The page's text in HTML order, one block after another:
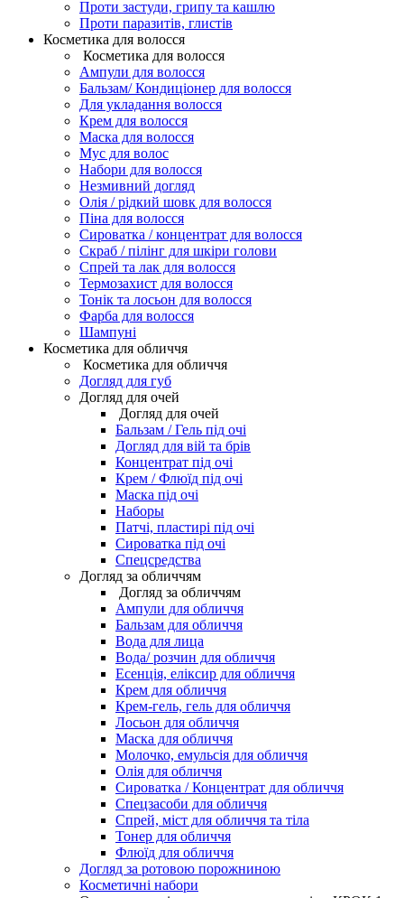
Проти застуди, грипу та кашлю
Проти паразитів, глистів
Косметика для волосся
Косметика для волосся
Ампули для волосся
Бальзам/ Кондиціонер для волосся
Для укладання волосся
Крем для волосся
Маска для волосся
Мус для волос
Набори для волосся
Незмивний догляд
Олія / рідкий шовк для волосся
Піна для волосся
Сироватка / концентрат для волосся
Скраб / пілінг для шкіри голови
Спрей та лак для волосся
Термозахист для волосся
Тонік та лосьон для волосся
Фарба для волосся
Шампуні
Косметика для обличчя
Косметика для обличчя
Догляд для губ
Догляд для очей
Догляд для очей
Бальзам / Гель під очі
Догляд для вій та брів
Концентрат під очі
Крем / Флюїд під очі
Маска під очі
Наборы
Патчі, пластирі під очі
Сироватка під очі
Спецсредства
Догляд за обличчям
Догляд за обличчям
Ампули для обличчя
Бальзам для обличчя
Вода для лица
Вода/ розчин для обличчя
Есенція, еліксир для обличчя
Крем для обличчя
Крем-гель, гель для обличчя
Лосьон для обличчя
Маска для обличчя
Молочко, емульсія для обличчя
Олія для обличчя
Сироватка / Концентрат для обличчя
Спецзасоби для обличчя
Спрей, міст для обличчя та тіла
Тонер для обличчя
Флюїд для обличчя
Догляд за ротовою порожниною
Косметичні набори